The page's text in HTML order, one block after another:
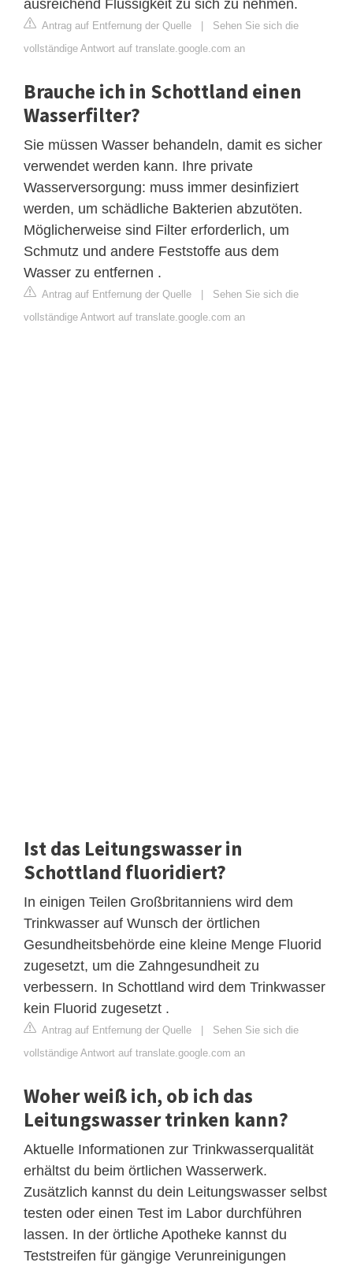
ausreichend Flüssigkeit zu sich zu nehmen.
Antrag auf Entfernung der Quelle | Sehen Sie sich die
vollständige Antwort auf translate.google.com an
Brauche ich in Schottland einen
Wasserfilter?
Sie müssen Wasser behandeln, damit es sicher
verwendet werden kann. Ihre private
Wasserversorgung: muss immer desinfiziert
werden, um schädliche Bakterien abzutöten.
Möglicherweise sind Filter erforderlich, um
Schmutz und andere Feststoffe aus dem
Wasser zu entfernen .
Antrag auf Entfernung der Quelle | Sehen Sie sich die
vollständige Antwort auf translate.google.com an
Ist das Leitungswasser in
Schottland fluoridiert?
In einigen Teilen Großbritanniens wird dem
Trinkwasser auf Wunsch der örtlichen
Gesundheitsbehörde eine kleine Menge Fluorid
zugesetzt, um die Zahngesundheit zu
verbessern. In Schottland wird dem Trinkwasser
kein Fluorid zugesetzt .
Antrag auf Entfernung der Quelle | Sehen Sie sich die
vollständige Antwort auf translate.google.com an
Woher weiß ich, ob ich das
Leitungswasser trinken kann?
Aktuelle Informationen zur Trinkwasserqualität
erhältst du beim örtlichen Wasserwerk.
Zusätzlich kannst du dein Leitungswasser selbst
testen oder einen Test im Labor durchführen
lassen. In der örtliche Apotheke kannst du
Teststreifen für gängige Verunreinigungen